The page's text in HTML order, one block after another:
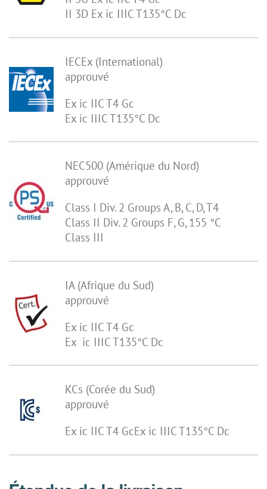
II 3D Ex ic IIIC T135°C Dc
IECEx (International)
approuvé
Ex ic IIC T4 Gc
Ex ic IIIC T135°C Dc
NEC500 (Amérique du Nord)
approuvé
Class I Div. 2 Groups A, B, C, D, T4
Class II Div. 2 Groups F, G, 155 °C
Class III
IA (Afrique du Sud)
approuvé
Ex ic IIC T4 Gc
Ex ic IIIC T135°C Dc
KCs (Corée du Sud)
approuvé
Ex ic IIC T4 GcEx ic IIIC T135°C Dc